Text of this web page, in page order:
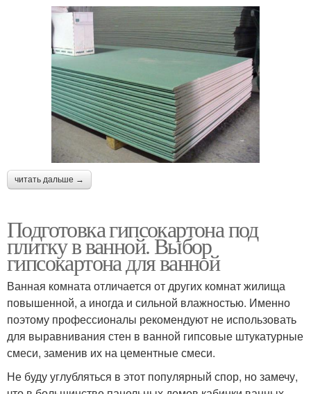
читать дальше →
Подготовка гипсокартона под
плитку в ванной. Выбор
гипсокартона для ванной
Ванная комната отличается от других комнат жилища
повышенной, а иногда и сильной влажностью. Именно
поэтому профессионалы рекомендуют не использовать
для выравнивания стен в ванной гипсовые штукатурные
смеси, заменив их на цементные смеси.
Не буду углубляться в этот популярный спор, но замечу,